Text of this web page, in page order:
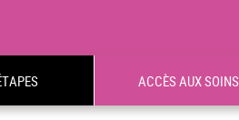
ACCÈS AUX SOINS